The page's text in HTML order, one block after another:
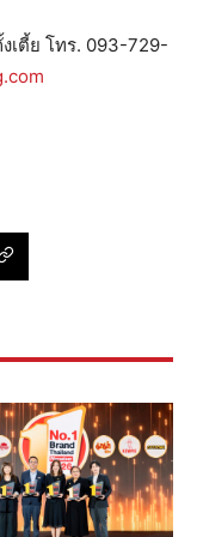
เตี้ย โทร. 093-729-